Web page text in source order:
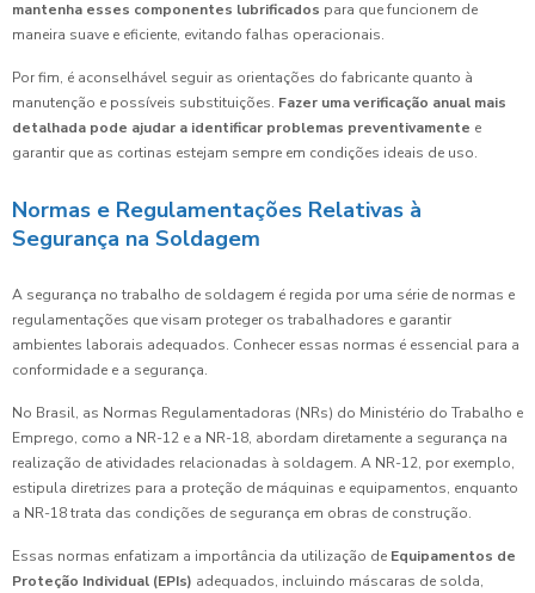
mantenha esses componentes lubrificados para que funcionem de
maneira suave e eficiente, evitando falhas operacionais.
Por fim, é aconselhável seguir as orientações do fabricante quanto à
manutenção e possíveis substituições. Fazer uma verificação anual mais
detalhada pode ajudar a identificar problemas preventivamente e
garantir que as cortinas estejam sempre em condições ideais de uso.
Normas e Regulamentações Relativas à
Segurança na Soldagem
A segurança no trabalho de soldagem é regida por uma série de normas e
regulamentações que visam proteger os trabalhadores e garantir
ambientes laborais adequados. Conhecer essas normas é essencial para a
conformidade e a segurança.
No Brasil, as Normas Regulamentadoras (NRs) do Ministério do Trabalho e
Emprego, como a NR-12 e a NR-18, abordam diretamente a segurança na
realização de atividades relacionadas à soldagem. A NR-12, por exemplo,
estipula diretrizes para a proteção de máquinas e equipamentos, enquanto
a NR-18 trata das condições de segurança em obras de construção.
Essas normas enfatizam a importância da utilização de Equipamentos de
Proteção Individual (EPIs) adequados, incluindo máscaras de solda,